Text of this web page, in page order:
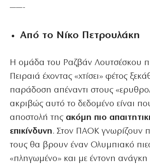
——-
Από το Νίκο Πετρουλάκη
Η ομάδα του Ραζβάν Λουτσέσκου
Πειραιά έχοντας «χτίσει» φέτος
παράδοση απέναντι στους
ακριβώς αυτό το δεδομένο είναι
αποστολή της ακόμη πιο
επικίνδυνη. Στον ΠΑΟΚ γνωρίζουν
τους θα βρουν έναν Ολυμπιακό
«πληγωμένο» και με έντονη ανάγκη